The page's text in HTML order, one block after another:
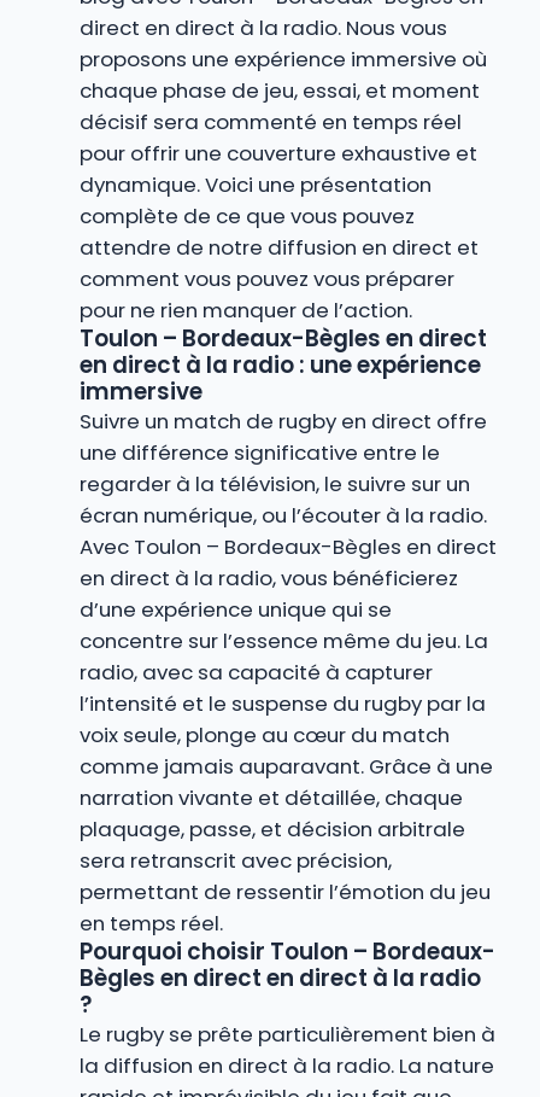
direct en direct à la radio. Nous vous
proposons une expérience immersive où
chaque phase de jeu, essai, et moment
décisif sera commenté en temps réel
pour offrir une couverture exhaustive et
dynamique. Voici une présentation
complète de ce que vous pouvez
attendre de notre diffusion en direct et
comment vous pouvez vous préparer
pour ne rien manquer de l’action.
Toulon – Bordeaux-Bègles en direct
en direct à la radio : une expérience
immersive
Suivre un match de rugby en direct offre
une différence significative entre le
regarder à la télévision, le suivre sur un
écran numérique, ou l’écouter à la radio.
Avec Toulon – Bordeaux-Bègles en direct
en direct à la radio, vous bénéficierez
d’une expérience unique qui se
concentre sur l’essence même du jeu. La
radio, avec sa capacité à capturer
l’intensité et le suspense du rugby par la
voix seule, plonge au cœur du match
comme jamais auparavant. Grâce à une
narration vivante et détaillée, chaque
plaquage, passe, et décision arbitrale
sera retranscrit avec précision,
permettant de ressentir l’émotion du jeu
en temps réel.
Pourquoi choisir Toulon – Bordeaux-
Bègles en direct en direct à la radio
?
Le rugby se prête particulièrement bien à
la diffusion en direct à la radio. La nature